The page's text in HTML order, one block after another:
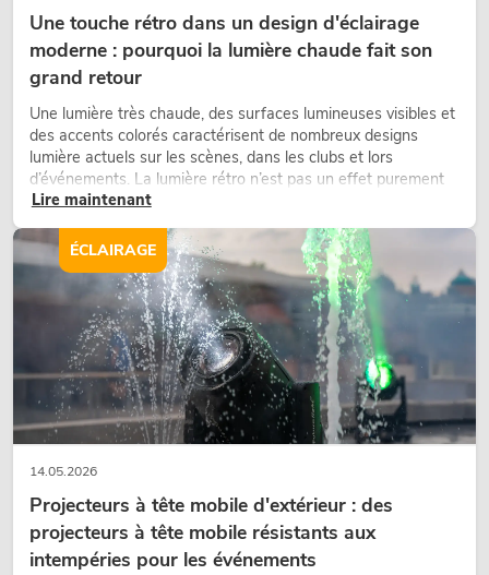
Une touche rétro dans un design d'éclairage
moderne : pourquoi la lumière chaude fait son
grand retour
Une lumière très chaude, des surfaces lumineuses visibles et
des accents colorés caractérisent de nombreux designs
lumière actuels sur les scènes, dans les clubs et lors
d’événements. La lumière rétro n’est pas un effet purement
nostalgique, mais un outil de conception utilisé de manière
ciblée : elle crée une atmosphère, donne du caractère aux
scènes et peut rendre les configurations LED techniques plus
émotionnelles.
Lire maintenant
14.05.2026
Projecteurs à tête mobile d'extérieur : des
projecteurs à tête mobile résistants aux
intempéries pour les événements
ÉCLAIRAGE